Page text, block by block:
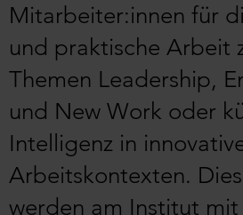
Mitarbeiter:innen für
und praktische Arbeit
Themen Leadership,
und New Work oder
Intelligenz in
Arbeitskontexten.
werden am Institut